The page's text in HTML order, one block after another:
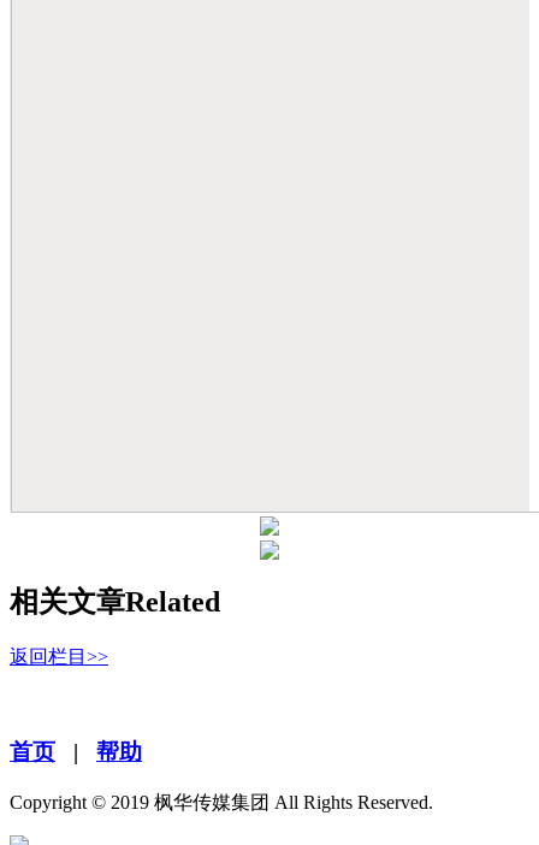
相关文章Related
返回栏目>>
首页 | 帮助
Copyright © 2019 枫华传媒集团 All Rights Reserved.